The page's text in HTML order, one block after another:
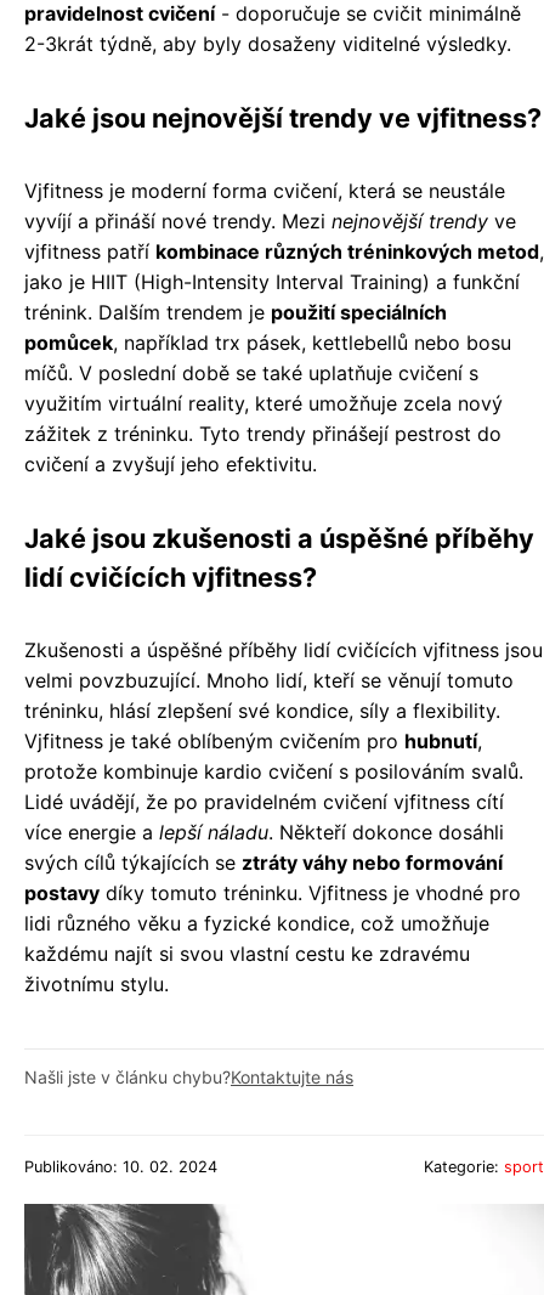
pravidelnost cvičení- doporučuje se cvičit minimálně
2-3krát týdně, aby byly dosaženy viditelné výsledky.
Jaké jsou nejnovější trendy ve vjfitness?
Vjfitness je moderní forma cvičení, která se neustále
vyvíjí a přináší nové trendy. Mezi nejnovější trendy ve
vjfitness patří kombinace různých tréninkových metod,
jako je HIIT (High-Intensity Interval Training) a funkční
trénink. Dalším trendem je použití speciálních
pomůcek, například trx pásek, kettlebellů nebo bosu
míčů. V poslední době se také uplatňuje cvičení s
využitím virtuální reality, které umožňuje zcela nový
zážitek z tréninku. Tyto trendy přinášejí pestrost do
cvičení a zvyšují jeho efektivitu.
Jaké jsou zkušenosti a úspěšné příběhy
lidí cvičících vjfitness?
Zkušenosti a úspěšné příběhy lidí cvičících vjfitness jsou
velmi povzbuzující. Mnoho lidí, kteří se věnují tomuto
tréninku, hlásí zlepšení své kondice, síly a flexibility.
Vjfitness je také oblíbeným cvičením pro hubnutí,
protože kombinuje kardio cvičení s posilováním svalů.
Lidé uvádějí, že po pravidelném cvičení vjfitness cítí
více energie a lepší náladu. Někteří dokonce dosáhli
svých cílů týkajících se ztráty váhy nebo formování
postavy díky tomuto tréninku. Vjfitness je vhodné pro
lidi různého věku a fyzické kondice, což umožňuje
každému najít si svou vlastní cestu ke zdravému
životnímu stylu.
Našli jste v článku chybu?Kontaktujte nás
Publikováno: 10. 02. 2024 Kategorie: sport